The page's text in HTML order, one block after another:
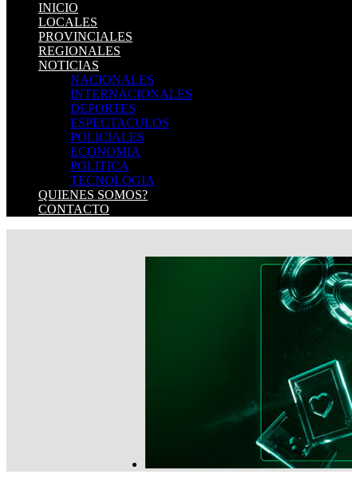
INICIO
LOCALES
PROVINCIALES
REGIONALES
NOTICIAS
NACIONALES
INTERNACIONALES
DEPORTES
ESPECTACULOS
POLICIALES
ECONOMIA
POLITICA
TECNOLOGIA
QUIENES SOMOS?
CONTACTO